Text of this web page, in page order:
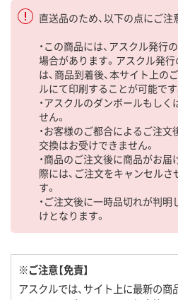
直送品のため、以下の点にご注
・この商品には、アスクル発
場合があります。アスクル発
は、商品到着後、本サイト上の
ルにて印刷することが可能です
・アスクルのダンボールもし
せん。
・お客様のご都合によるご注文
交換はお受けできません。
・商品のご注文後に商品がお
際には、ご注文をキャンセル
す。
・ご注文後に一時品切れが判
けとなります。
※ご注意【免責】
アスクルでは、サイト上に最新の